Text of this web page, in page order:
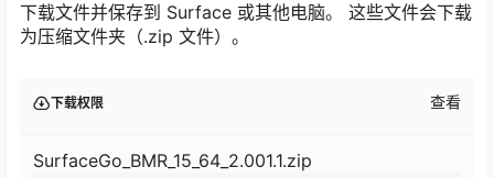
下载文件并保存到 Surface 或其他电脑。 这些文件会下载
为压缩文件夹（.zip 文件）。
下载权限 查看
SurfaceGo_BMR_15_64_2.001.1.zip